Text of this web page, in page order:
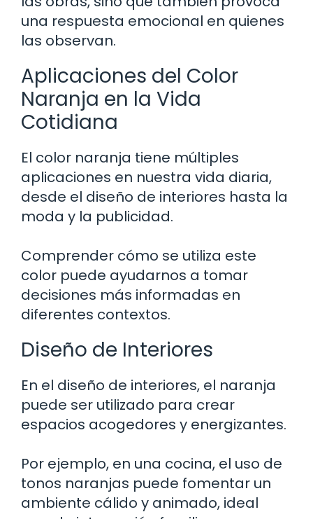
una respuesta emocional en quienes
las observan.
Aplicaciones del Color
Naranja en la Vida
Cotidiana
El color naranja tiene múltiples
aplicaciones en nuestra vida diaria,
desde el diseño de interiores hasta la
moda y la publicidad.
Comprender cómo se utiliza este
color puede ayudarnos a tomar
decisiones más informadas en
diferentes contextos.
Diseño de Interiores
En el diseño de interiores, el naranja
puede ser utilizado para crear
espacios acogedores y energizantes.
Por ejemplo, en una cocina, el uso de
tonos naranjas puede fomentar un
ambiente cálido y animado, ideal